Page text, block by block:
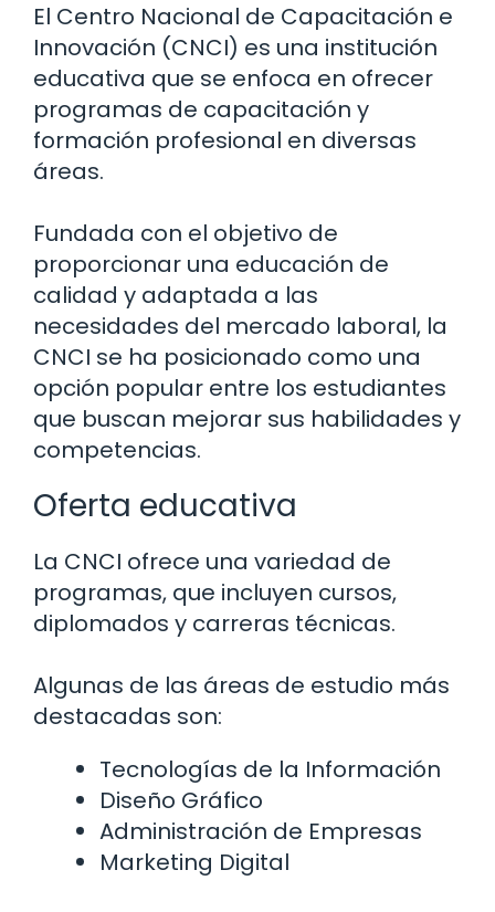
El Centro Nacional de Capacitación e
Innovación (CNCI) es una institución
educativa que se enfoca en ofrecer
programas de capacitación y
formación profesional en diversas
áreas.
Fundada con el objetivo de
proporcionar una educación de
calidad y adaptada a las
necesidades del mercado laboral, la
CNCI se ha posicionado como una
opción popular entre los estudiantes
que buscan mejorar sus habilidades y
competencias.
Oferta educativa
La CNCI ofrece una variedad de
programas, que incluyen cursos,
diplomados y carreras técnicas.
Algunas de las áreas de estudio más
destacadas son:
Tecnologías de la Información
Diseño Gráfico
Administración de Empresas
Marketing Digital